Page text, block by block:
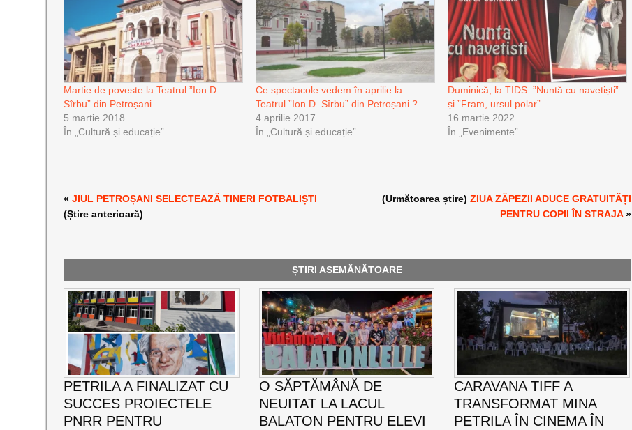
Martie de poveste la Teatrul ”Ion D.
Sîrbu” din Petroșani
5 martie 2018
În „Cultură și educație”
Ce spectacole vedem în aprilie la
Teatrul ”Ion D. Sîrbu” din Petroșani ?
4 aprilie 2017
În „Cultură și educație”
Duminică, la TIDS: ”Nuntă cu navetiști”
și ”Fram, ursul polar”
16 martie 2022
În „Evenimente”
«JIUL PETROȘANI SELECTEAZĂ TINERI FOTBALIȘTI
(Știre anterioară)
(Următoarea știre)ZIUA ZĂPEZII ADUCE GRATUITĂȚI
PENTRU COPII ÎN STRAJA»
ȘTIRI ASEMĂNĂTOARE
PETRILA A FINALIZAT CU
SUCCES PROIECTELE
PNRR PENTRU
O SĂPTĂMÂNĂ DE
NEUITAT LA LACUL
BALATON PENTRU ELEVI
CARAVANA TIFF A
TRANSFORMAT MINA
PETRILA ÎN CINEMA ÎN